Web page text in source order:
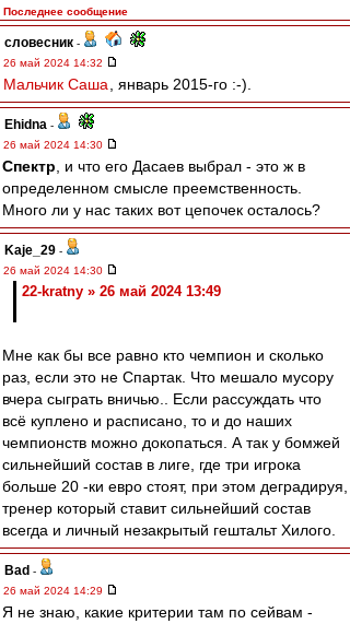
Последнее сообщение
словесник -
26 май 2024 14:32
Мальчик Саша , январь 2015-го :-).
Ehidna -
26 май 2024 14:30
Спектр , и что его Дасаев выбрал - это ж в
определенном смысле преемственность.
Много ли у нас таких вот цепочек осталось?
Kaje_29 -
26 май 2024 14:30
22-kratny » 26 май 2024 13:49
Мне как бы все равно кто чемпион и сколько
раз, если это не Спартак. Что мешало мусору
вчера сыграть вничью.. Если рассуждать что
всё куплено и расписано, то и до наших
чемпионств можно докопаться. А так у бомжей
сильнейший состав в лиге, где три игрока
больше 20 -ки евро стоят, при этом деградируя,
тренер который ставит сильнейший состав
всегда и личный незакрытый гештальт Хилого.
Bad -
26 май 2024 14:29
Я не знаю, какие критерии там по сейвам -